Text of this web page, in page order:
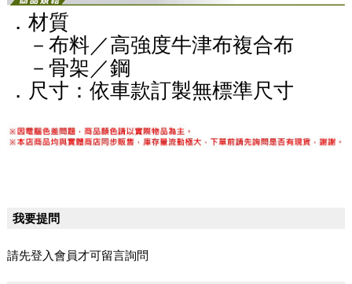
．材質
－布料／高強度牛津布複合布
－骨架／鋼
．尺寸：依車款訂製無標準尺寸
我要提問
請先登入會員才可留言詢問